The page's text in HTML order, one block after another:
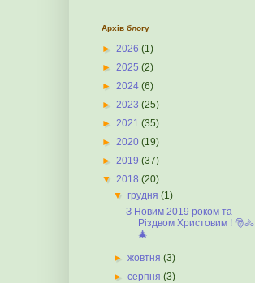
Архів блогу
► 2026 (1)
► 2025 (2)
► 2024 (6)
► 2023 (25)
► 2021 (35)
► 2020 (19)
► 2019 (37)
▼ 2018 (20)
▼грудня(1)
З Новим 2019 роком та
Різдвом Христовим ! 🎅🚴
🎄
►жовтня(3)
►серпня(3)